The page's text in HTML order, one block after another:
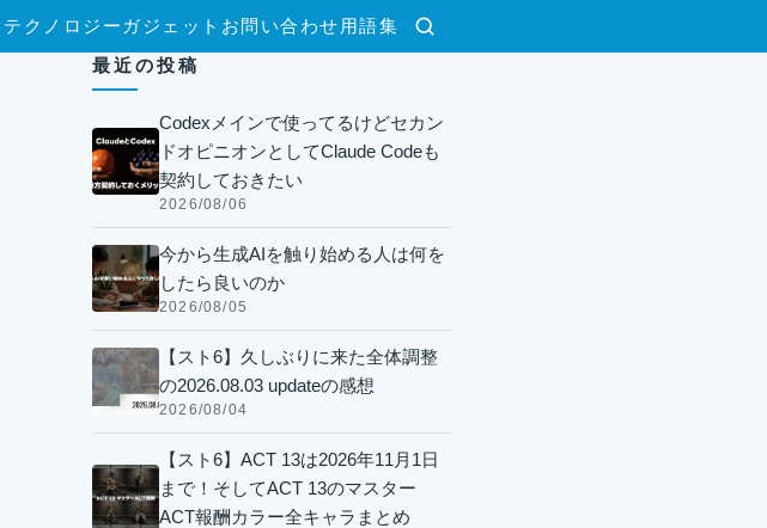
検索
テクノロジー ガジェット お問い合わせ 用語集
最近の投稿
Codexメインで使ってるけどセカン
ドオピニオンとしてClaude Codeも
契約しておきたい
2026/08/06
今から生成AIを触り始める人は何を
したら良いのか
2026/08/05
【スト6】久しぶりに来た全体調整
の2026.08.03 updateの感想
2026/08/04
【スト6】ACT 13は2026年11月1日
まで！そしてACT 13のマスター
ACT報酬カラー全キャラまとめ